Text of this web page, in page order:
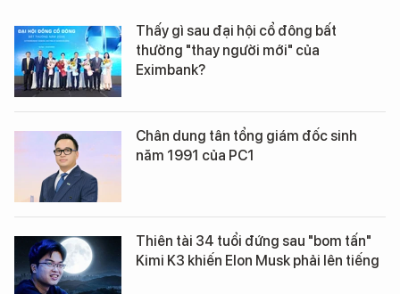
Thấy gì sau đại hội cổ đông bất
thường "thay người mới" của
Eximbank?
Chân dung tân tổng giám đốc sinh
năm 1991 của PC1
Thiên tài 34 tuổi đứng sau "bom tấn"
Kimi K3 khiến Elon Musk phải lên tiếng